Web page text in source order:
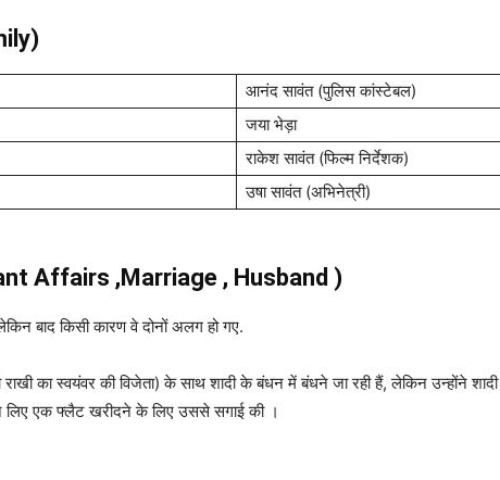
आनंद सावंत (पुलिस कांस्टेबल)
जया भेड़ा
राकेश सावंत (फिल्म निर्देशक)
उषा सावंत (अभिनेत्री)
Affairs ,Marriage , Husband )
बाद किसी कारण वे दोनों अलग हो गए.
राखी का स्वयंवर की विजेता) के साथ शादी के बंधन में बंधने जा रही हैं, लेकिन उन्होंने
एक फ्लैट खरीदने के लिए उससे सगाई की ।